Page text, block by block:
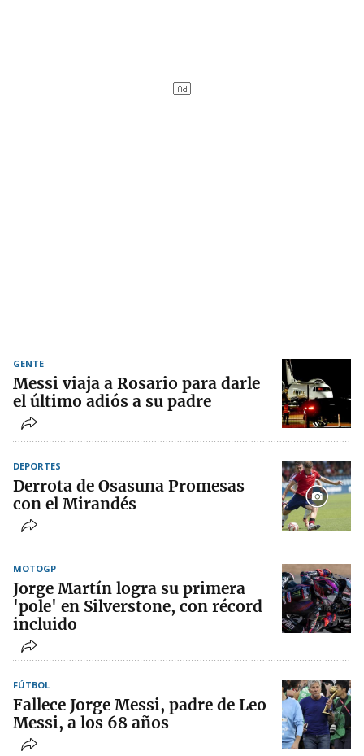
GENTE
Messi viaja a Rosario para darle
el último adiós a su padre
DEPORTES
Derrota de Osasuna Promesas
con el Mirandés
MOTOGP
Jorge Martín logra su primera
'pole' en Silverstone, con récord
incluido
FÚTBOL
Fallece Jorge Messi, padre de Leo
Messi, a los 68 años